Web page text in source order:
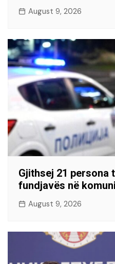
August 9, 2026
Gjithsej 21 persona
fundjavës në
August 9, 2026